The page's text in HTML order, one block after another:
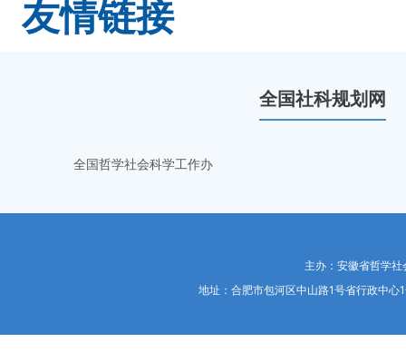
友情链接
全国社科规划网
全国哲学社会科学工作办
主办：安徽省哲学
地址：合肥市包河区中山路1号省行政